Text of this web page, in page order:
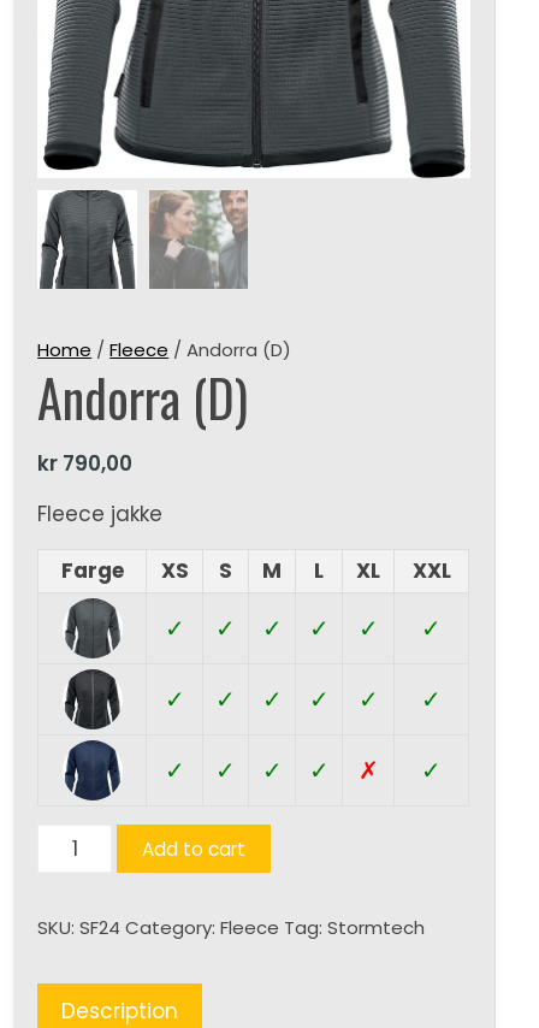
Home /Fleece / Andorra (D)
Andorra (D)
kr 790,00
Fleece jakke
Farge
XS S M L XL XXL
✓ ✓ ✓ ✓ ✓ ✓
✓ ✓ ✓ ✓ ✓ ✓
✓ ✓ ✓ ✓ ✗ ✓
Andorra
Add to cart
SKU:SF24 Category:Fleece Tag:Stormtech
Description